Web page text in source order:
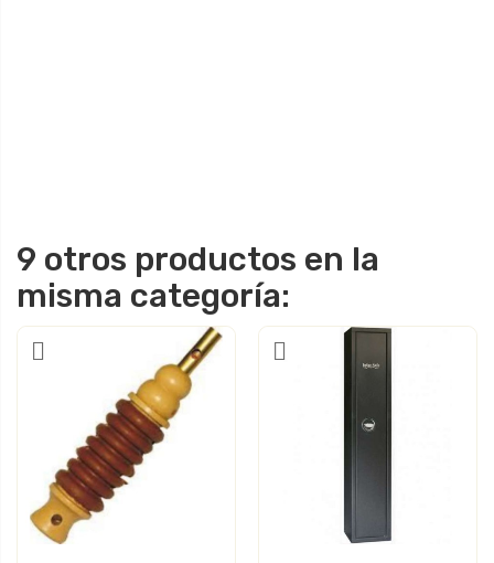
9 otros productos en la
misma categoría: